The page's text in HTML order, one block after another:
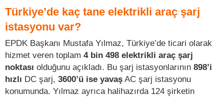
Türkiye’de kaç tane elektrikli araç şarj
istasyonu var?
EPDK Başkanı Mustafa Yılmaz, Türkiye’de ticari olarak
hizmet veren toplam 4 bin 498 elektrikli araç şarj
noktası olduğunu açıkladı. Bu şarj istasyonlarının 898’i
hızlı DC şarj, 3600’ü ise yavaş AC şarj istasyonu
konumunda. Yılmaz ayrıca halihazırda 124 şirketin